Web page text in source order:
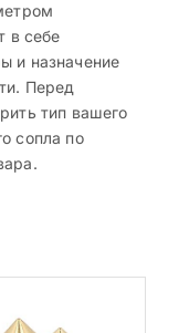
в себе
и назначение
Перед
тип вашего
сопла по